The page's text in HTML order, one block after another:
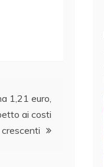
1,21 euro,
ai costi
crescenti